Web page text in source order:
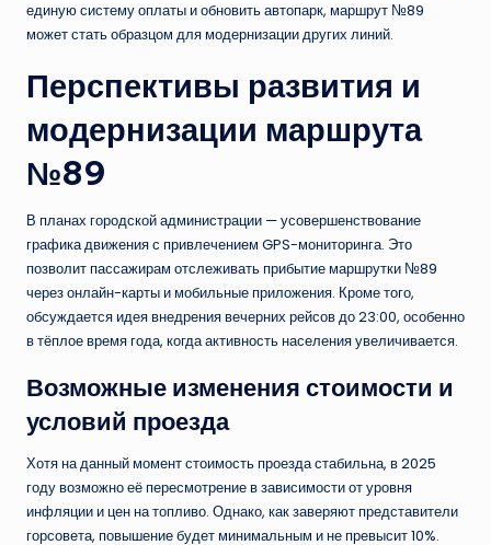
единую систему оплаты и обновить автопарк, маршрут №89
может стать образцом для модернизации других линий.
Перспективы развития и
модернизации маршрута
№89
В планах городской администрации — усовершенствование
графика движения с привлечением GPS-мониторинга. Это
позволит пассажирам отслеживать прибытие маршрутки №89
через онлайн-карты и мобильные приложения. Кроме того,
обсуждается идея внедрения вечерних рейсов до 23:00, особенно
в тёплое время года, когда активность населения увеличивается.
Возможные изменения стоимости и
условий проезда
Хотя на данный момент стоимость проезда стабильна, в 2025
году возможно её пересмотрение в зависимости от уровня
инфляции и цен на топливо. Однако, как заверяют представители
горсовета, повышение будет минимальным и не превысит 10%.